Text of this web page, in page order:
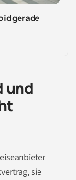
gerade
und
sie